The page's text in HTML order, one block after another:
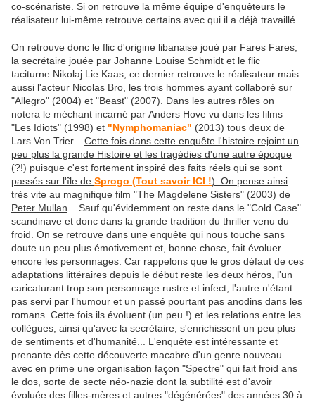
co-scénariste. Si on retrouve la même équipe d'enquêteurs le
réalisateur lui-même retrouve certains avec qui il a déjà travaillé.
On retrouve donc le flic d'origine libanaise joué par Fares Fares,
la secrétaire jouée par Johanne Louise Schmidt et le flic
taciturne Nikolaj Lie Kaas, ce dernier retrouve le réalisateur mais
aussi l'acteur Nicolas Bro, les trois hommes ayant collaboré sur
"Allegro" (2004) et "Beast" (2007). Dans les autres rôles on
notera le méchant incarné par Anders Hove vu dans les films
"Les Idiots" (1998) et "Nymphomaniac" (2013) tous deux de
Lars Von Trier... Cette fois dans cette enquête l'histoire rejoint un
peu plus la grande Histoire et les tragédies d'une autre époque
(?!) puisque c'est fortement inspiré des faits réels qui se sont
passés sur l'île de Sprogo (Tout savoir ICI !). On pense ainsi
très vite au magnifique film "The Magdelene Sisters" (2003) de
Peter Mullan ... Sauf qu'évidemment on reste dans le "Cold Case"
scandinave et donc dans la grande tradition du thriller venu du
froid. On se retrouve dans une enquête qui nous touche sans
doute un peu plus émotivement et, bonne chose, fait évoluer
encore les personnages. Car rappelons que le gros défaut de ces
adaptations littéraires depuis le début reste les deux héros, l'un
caricaturant trop son personnage rustre et infect, l'autre n'étant
pas servi par l'humour et un passé pourtant pas anodins dans les
romans. Cette fois ils évoluent (un peu !) et les relations entre les
collègues, ainsi qu'avec la secrétaire, s'enrichissent un peu plus
de sentiments et d'humanité... L'enquête est intéressante et
prenante dès cette découverte macabre d'un genre nouveau
avec en prime une organisation façon "Spectre" qui fait froid ans
le dos, sorte de secte néo-nazie dont la subtilité est d'avoir
évoluée des filles-mères et autres "dégénérées" des années 30 à